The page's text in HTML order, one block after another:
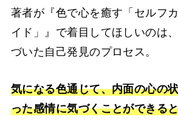
著者が『色で心を癒す「セルフ
イド」』で着目してほしいのは
づいた自己発見のプロセス。
気になる色通じて、内面の心の
った感情に気づくことができる